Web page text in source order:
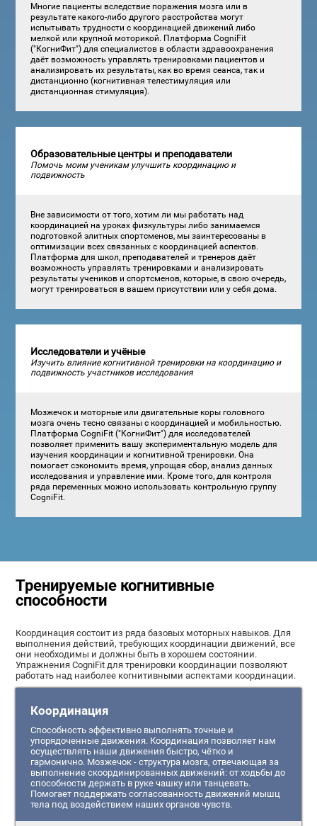
Многие пациенты вследствие поражения мозга или в
результате какого-либо другого расстройства могут
испытывать трудности с координацией движений либо
мелкой или крупной моторикой. Платформа CogniFit
("КогниФит") для специалистов в области здравоохранения
даёт возможность управлять тренировками пациентов и
анализировать их результаты, как во время сеанса, так и
дистанционно (когнитивная телестимуляция или
дистанционная стимуляция).
Образовательные центры и преподаватели
Помочь моим ученикам улучшить координацию и
подвижность
Вне зависимости от того, хотим ли мы работать над
координацией на уроках физкультуры либо занимаемся
подготовкой элитных спортсменов, мы заинтересованы в
оптимизации всех связанных с координацией аспектов.
Платформа для школ, преподавателей и тренеров даёт
возможность управлять тренировками и анализировать
результаты учеников и спортсменов, которые, в свою очередь,
могут тренироваться в вашем присутствии или у себя дома.
Исследователи и учёные
Изучить влияние когнитивной тренировки на координацию и
подвижность участников исследования
Мозжечок и моторные или двигательные коры головного
мозга очень тесно связаны с координацией и мобильностью.
Платформа CogniFit ("КогниФит") для исследователей
позволяет применить вашу экспериментальную модель для
изучения координации и когнитивной тренировки. Она
помогает сэкономить время, упрощая сбор, анализ данных
исследования и управление ими. Кроме того, для контроля
ряда переменных можно использовать контрольную группу
CogniFit.
Тренируемые когнитивные
способности
Координация состоит из ряда базовых моторных навыков. Для
выполнения действий, требующих координации движений, все
они необходимы и должны быть в хорошем состоянии.
Упражнения CogniFit для тренировки координации позволяют
работать над наиболее когнитивными аспектами координации.
Координация
Способность эффективно выполнять точные и
упорядоченные движения. Координация позволяет нам
осуществлять наши движения быстро, чётко и
гармонично. Мозжечок - структура мозга, отвечающая за
выполнение скоординированных движений: от ходьбы до
способности держать в руке чашку или танцевать.
Помогает поддержать согласованность движений мышц
тела под воздействием наших органов чувств.